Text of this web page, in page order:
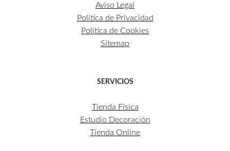
Aviso Legal
Política de Privacidad
Política de Cookies
Sitemap
SERVICIOS
Tienda Física
Estudio Decoración
Tienda Online